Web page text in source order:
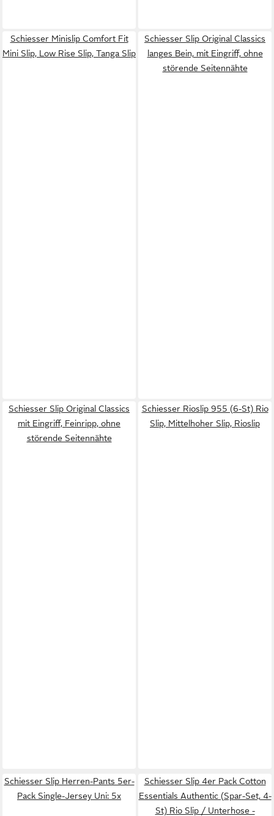
Schiesser Minislip Comfort Fit
Mini Slip, Low Rise Slip, Tanga Slip
Schiesser Slip Original Classics
langes Bein, mit Eingriff, ohne
störende Seitennähte
Schiesser Slip Original Classics
mit Eingriff, Feinripp, ohne
störende Seitennähte
Schiesser Rioslip 955 (6-St) Rio
Slip, Mittelhoher Slip, Rioslip
Schiesser Slip Herren-Pants 5er-
Pack Single-Jersey Uni: 5x
Schiesser Slip 4er Pack Cotton
Essentials Authentic (Spar-Set, 4-
St) Rio Slip / Unterhose -